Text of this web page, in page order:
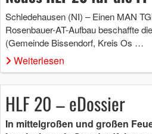
Schledehausen (NI) – Einen MAN
Rosenbauer-AT-Aufbau beschaffte
(Gemeinde Bissendorf, Kreis Os …
Weiterlesen
HLF 20 – eDossier
In mittelgroßen und großen